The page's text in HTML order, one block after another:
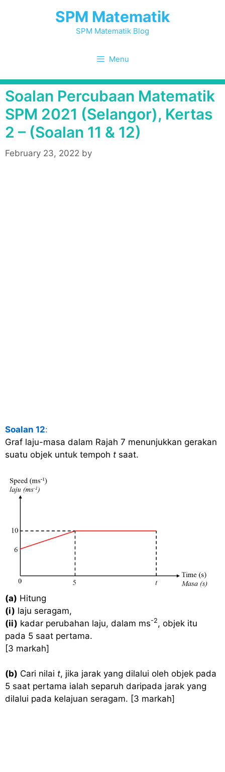
SPM Matematik
SPM Matematik Blog
Menu
Soalan Percubaan Matematik
SPM 2021 (Selangor), Kertas
2 – (Soalan 11 & 12)
February 23, 2022 by
Soalan 12:
Graf laju-masa dalam Rajah 7 menunjukkan gerakan
suatu objek untuk tempoh t saat.
(a) Hitung
(i) laju seragam,
(ii) kadar perubahan laju, dalam ms-2, objek itu
pada 5 saat pertama.
[3 markah]
(b) Cari nilai t, jika jarak yang dilalui oleh objek pada
5 saat pertama ialah separuh daripada jarak yang
dilalui pada kelajuan seragam. [3 markah]